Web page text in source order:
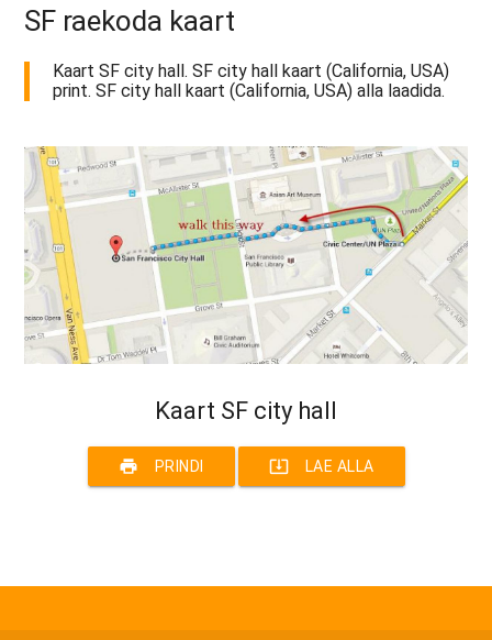
SF raekoda kaart
Kaart SF city hall. SF city hall kaart (California, USA)
print. SF city hall kaart (California, USA) alla laadida.
Kaart SF city hall
print PRINDI system_update_alt LAE ALLA